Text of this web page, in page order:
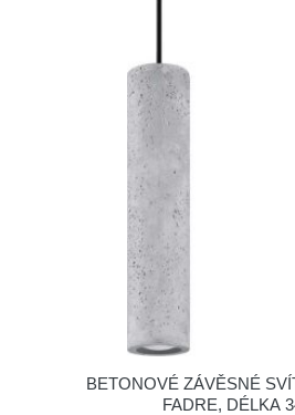
BETONOVÉ ZÁVĚSNÉ
FADRE, DÉLKA